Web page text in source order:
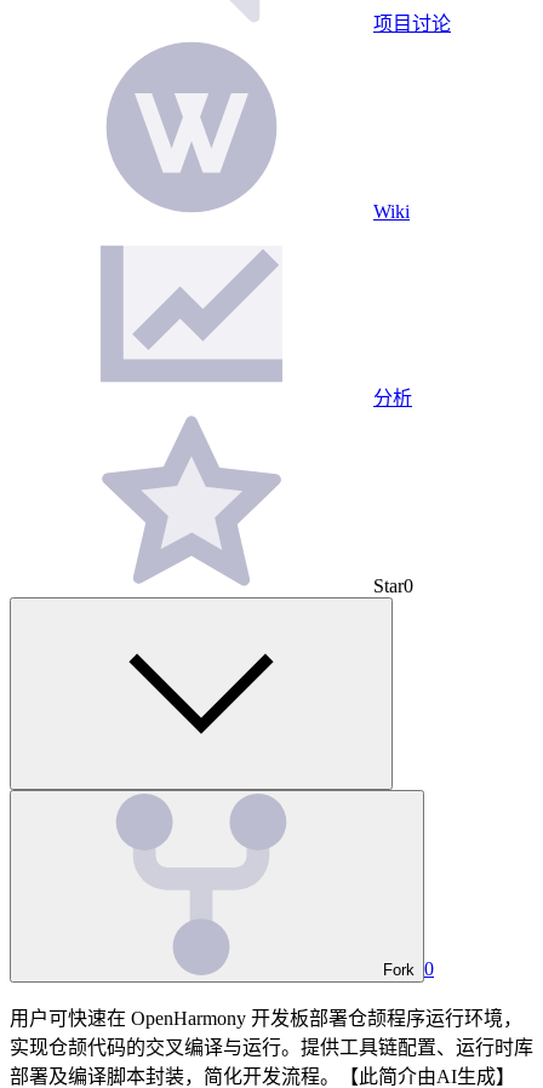
项目讨论
Wiki
分析
Star0
Fork 0
用户可快速在 OpenHarmony 开发板部署仓颉程序运行环境，
实现仓颉代码的交叉编译与运行。提供工具链配置、运行时库
部署及编译脚本封装，简化开发流程。【此简介由AI生成】